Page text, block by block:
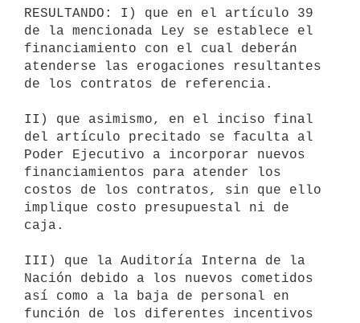
RESULTANDO: I) que en el artículo 39
de la mencionada Ley se establece el
financiamiento con el cual deberán
atenderse las erogaciones resultantes
de los contratos de referencia.
II) que asimismo, en el inciso final
del artículo precitado se faculta al
Poder Ejecutivo a incorporar nuevos
financiamientos para atender los
costos de los contratos, sin que ello
implique costo presupuestal ni de
caja.
III) que la Auditoría Interna de la
Nación debido a los nuevos cometidos
así como a la baja de personal en
función de los diferentes incentivos